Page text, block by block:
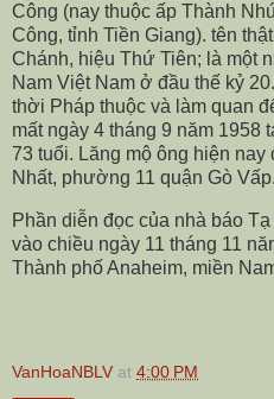
Công (nay thuộc ấp Thành
Công, tỉnh Tiền Giang). tên
Chánh, hiệu Thứ Tiên; là một
Nam Việt Nam ở đầu thế kỷ
thời Pháp thuộc và làm quan
mất ngày 4 tháng 9 năm 1958
73 tuổi. Lăng mộ ông hiện
Nhất, phường 11 quận Gò Vấp.
Phần diễn đọc của nhà báo
vào chiều ngày 11 tháng 11
Thành phố Anaheim, miền
VanHoaNBLV at 4:00 PM